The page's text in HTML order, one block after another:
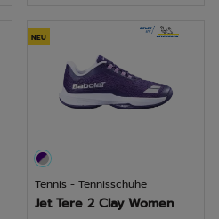
NEU
Tennis - Tennisschuhe
Jet Tere 2 Clay Women